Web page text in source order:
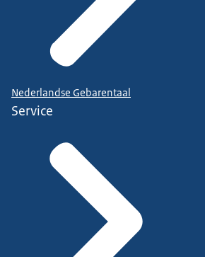
Nederlandse Gebarentaal
Service